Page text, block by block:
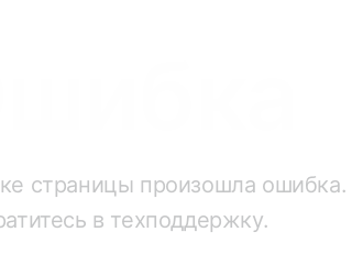
страницы произошла ошибка.
в техподдержку.